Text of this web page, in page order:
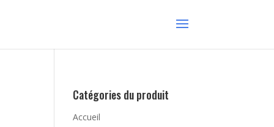
Catégories du produit
Accueil